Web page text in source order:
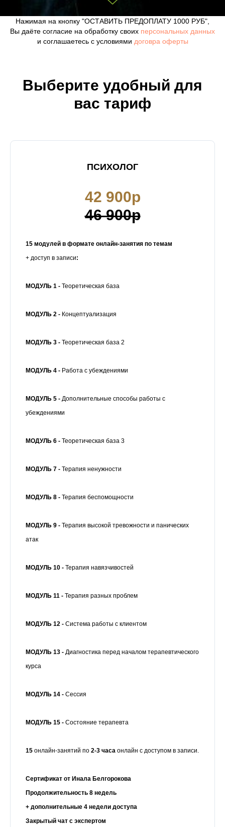
Нажимая на кнопку "ОСТАВИТЬ ПРЕДОПЛАТУ 1000 РУБ",
Вы даёте согласие на обработку своих персональных данных
и соглашаетесь с условиями договра оферты
Выберите удобный для
вас тариф
ПСИХОЛОГ
42 900р
46 900р
15 модулей в формате онлайн-занятия по темам
+ доступ в записи:
МОДУЛЬ 1 - Теоретическая база
МОДУЛЬ 2 - Концептуализация
МОДУЛЬ 3 - Теоретическая база 2
МОДУЛЬ 4 - Работа с убеждениями
МОДУЛЬ 5 - Дополнительные способы работы с
убеждениями
МОДУЛЬ 6 - Теоретическая база 3
МОДУЛЬ 7 - Терапия ненужности
МОДУЛЬ 8 - Терапия беспомощности
МОДУЛЬ 9 - Терапия высокой тревожности и панических
атак
МОДУЛЬ 10 - Терапия навязчивостей
МОДУЛЬ 11 - Терапия разных проблем
МОДУЛЬ 12 - Система работы с клиентом
МОДУЛЬ 13 - Диагностика перед началом терапевтического
курса
МОДУЛЬ 14 - Сессия
МОДУЛЬ 15 - Состояние терапевта
15 онлайн-занятий по 2-3 часа онлайн с доступом в записи.
Сертификат от Инала Белгорокова
Продолжительность 8 недель
+ дополнительные 4 недели доступа
Закрытый чат с экспертом